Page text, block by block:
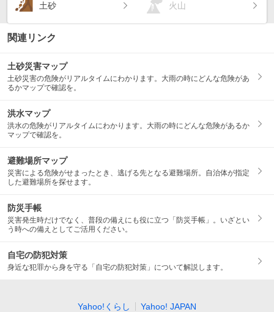
土砂 火山
関連リンク
土砂災害マップ
土砂災害の危険がリアルタイムにわかります。大雨の時にどんな危険があ
るかマップで確認を。
洪水マップ
洪水の危険がリアルタイムにわかります。大雨の時にどんな危険があるか
マップで確認を。
避難場所マップ
災害による危険がせまったとき、逃げる先となる避難場所。自治体が指定
した避難場所を探せます。
防災手帳
災害発生時だけでなく、普段の備えにも役に立つ「防災手帳」。いざとい
う時への備えとしてご活用ください。
自宅の防犯対策
身近な犯罪から身を守る「自宅の防犯対策」について解説します。
Yahoo!くらし Yahoo! JAPAN